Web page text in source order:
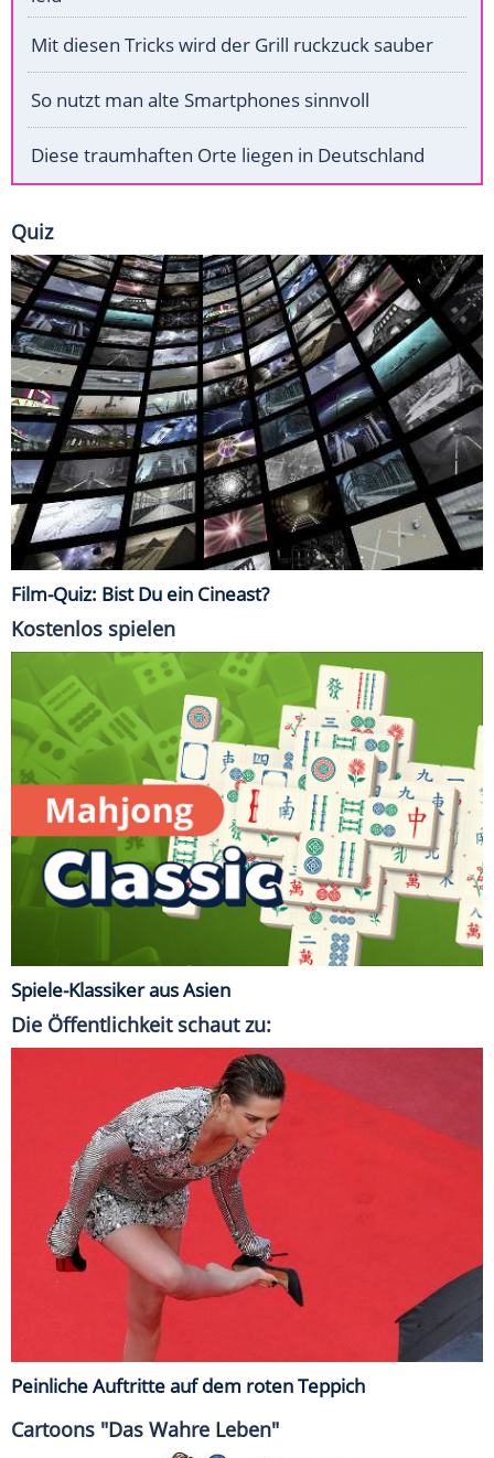
Mit diesen Tricks wird der Grill ruckzuck sauber
So nutzt man alte Smartphones sinnvoll
Diese traumhaften Orte liegen in Deutschland
Quiz
Film-Quiz: Bist Du ein Cineast?
Kostenlos spielen
Spiele-Klassiker aus Asien
Die Öffentlichkeit schaut zu:
Peinliche Auftritte auf dem roten Teppich
Cartoons "Das Wahre Leben"